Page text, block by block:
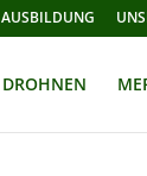
AUSBILDUNG
DROHNEN